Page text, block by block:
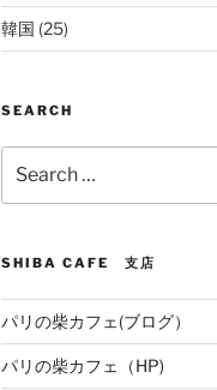
韓国 (25)
SEARCH
for:
SHIBA CAFE 支店
パリの柴カフェ(ブログ）
パリの柴カフェ（HP)